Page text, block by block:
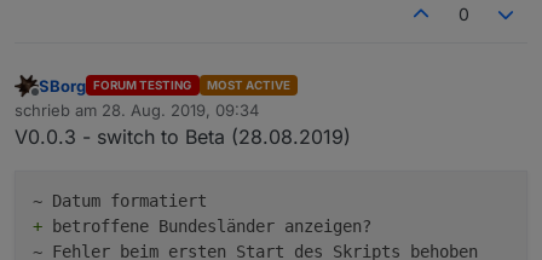
0
Offline
SBorg FORUM TESTING MOST ACTIVE
schrieb am 28. Aug. 2019, 09:34
zuletzt editiert von
V0.0.3 - switch to Beta (28.08.2019)
+ betroffene Bundesländer anzeigen?